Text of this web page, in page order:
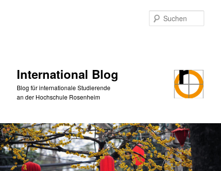
International Blog
Blog für internationale Studierende
an der Hochschule Rosenheim